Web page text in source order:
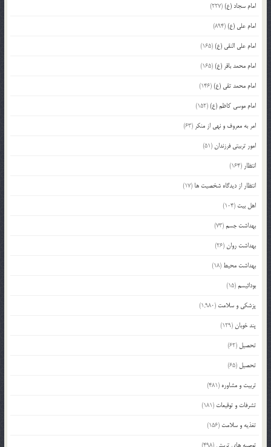
امام سجاد (ع)(227)
امام علی (ع)(894)
امام علی النقی (ع)(165)
امام محمد باقر (ع)(165)
امام محمد تقی (ع)(146)
امام موسی کاظم (ع)(152)
امر به معروف و نهی از منکر (63)
امور تربیتی فرزندان(51)
انتظار (164)
انتظار از دیدگاه شخصیت ها (17)
اهل بیت (104)
بهداشت جسم(73)
بهداشت روان(26)
بهداشت محیط (18)
بودائیسم(15)
پزشکی و سلامت (1,980)
پند خوبان(129)
تحصیل (62)
تحصیل (65)
تربیت و مشاوره (481)
تشرفات و توقیعات (181)
تغذیه و سلامت (156)